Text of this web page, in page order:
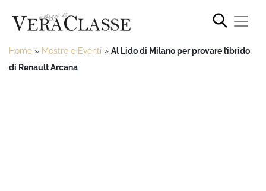
Home » Mostre e Eventi » Al Lido di Milano per provare l’ibrido
di Renault Arcana